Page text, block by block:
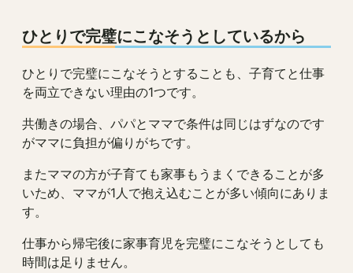
ひとりで完璧にこなそうとしているから
ひとりで完璧にこなそうとすることも、子育てと仕事
を両立できない理由の1つです。
共働きの場合、パパとママで条件は同じはずなのです
がママに負担が偏りがちです。
またママの方が子育ても家事もうまくできることが多
いため、ママが1人で抱え込むことが多い傾向にありま
す。
仕事から帰宅後に家事育児を完璧にこなそうとしても
時間は足りません。